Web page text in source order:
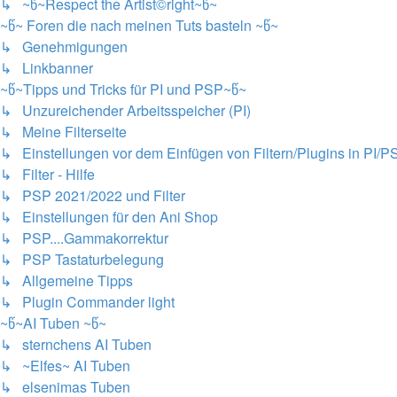
↳ ~წ~Respect the Artist©right~წ~
~წ~ Foren die nach meinen Tuts basteln ~წ~
↳ Genehmigungen
↳ Linkbanner
~წ~Tipps und Tricks für PI und PSP~წ~
↳ Unzureichender Arbeitsspeicher (PI)
↳ Meine Filterseite
↳ Einstellungen vor dem Einfügen von Filtern/Plugins in PI/
↳ Filter - Hilfe
↳ PSP 2021/2022 und Filter
↳ Einstellungen für den Ani Shop
↳ PSP....Gammakorrektur
↳ PSP Tastaturbelegung
↳ Allgemeine Tipps
↳ Plugin Commander light
~წ~AI Tuben ~წ~
↳ sternchens AI Tuben
↳ ~Elfes~ AI Tuben
↳ elsenimas Tuben